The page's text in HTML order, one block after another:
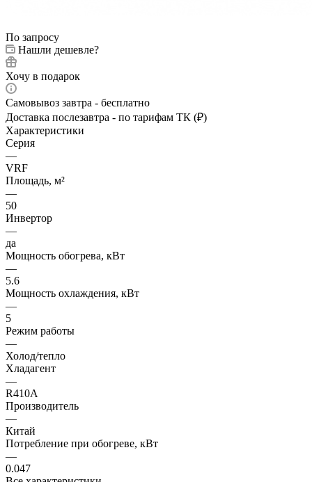
По запросу
Нашли дешевле?
Хочу в подарок
Самовывоз завтра - бесплатно
Доставка послезавтра - по тарифам ТК (₽)
Характеристики
Серия
—
VRF
Площадь, м²
—
50
Инвертор
—
да
Мощность обогрева, кВт
—
5.6
Мощность охлаждения, кВт
—
5
Режим работы
—
Холод/тепло
Хладагент
—
R410A
Производитель
—
Китай
Потребление при обогреве, кВт
—
0.047